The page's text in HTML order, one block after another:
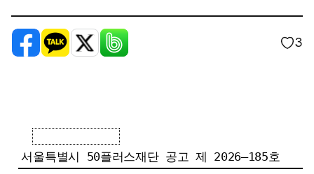
페이스북카카오톡X 밴드
3
서울특별시 50플러스재단 공고 제 2026–185호